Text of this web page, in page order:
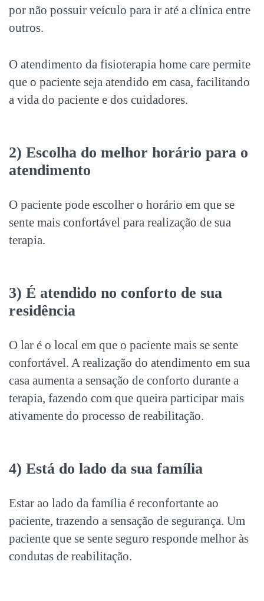
por não possuir veículo para ir até a clínica entre
outros.
O atendimento da fisioterapia home care permite
que o paciente seja atendido em casa, facilitando
a vida do paciente e dos cuidadores.
2) Escolha do melhor horário para o
atendimento
O paciente pode escolher o horário em que se
sente mais confortável para realização de sua
terapia.
3) É atendido no conforto de sua
residência
O lar é o local em que o paciente mais se sente
confortável. A realização do atendimento em sua
casa aumenta a sensação de conforto durante a
terapia, fazendo com que queira participar mais
ativamente do processo de reabilitação.
4) Está do lado da sua família
Estar ao lado da família é reconfortante ao
paciente, trazendo a sensação de segurança. Um
paciente que se sente seguro responde melhor às
condutas de reabilitação.